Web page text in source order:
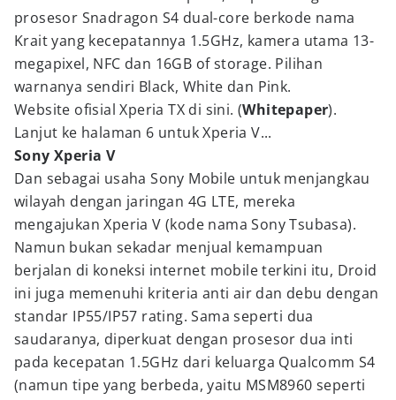
prosesor Snadragon S4 dual-core berkode nama
Krait yang kecepatannya 1.5GHz, kamera utama 13-
megapixel, NFC dan 16GB of storage. Pilihan
warnanya sendiri Black, White dan Pink.
Website ofisial Xperia TX di sini. (Whitepaper).
Lanjut ke halaman 6 untuk Xperia V...
Sony Xperia V
Dan sebagai usaha Sony Mobile untuk menjangkau
wilayah dengan jaringan 4G LTE, mereka
mengajukan Xperia V (kode nama Sony Tsubasa).
Namun bukan sekadar menjual kemampuan
berjalan di koneksi internet mobile terkini itu, Droid
ini juga memenuhi kriteria anti air dan debu dengan
standar IP55/IP57 rating. Sama seperti dua
saudaranya, diperkuat dengan prosesor dua inti
pada kecepatan 1.5GHz dari keluarga Qualcomm S4
(namun tipe yang berbeda, yaitu MSM8960 seperti